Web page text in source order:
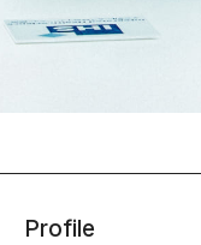
Profile